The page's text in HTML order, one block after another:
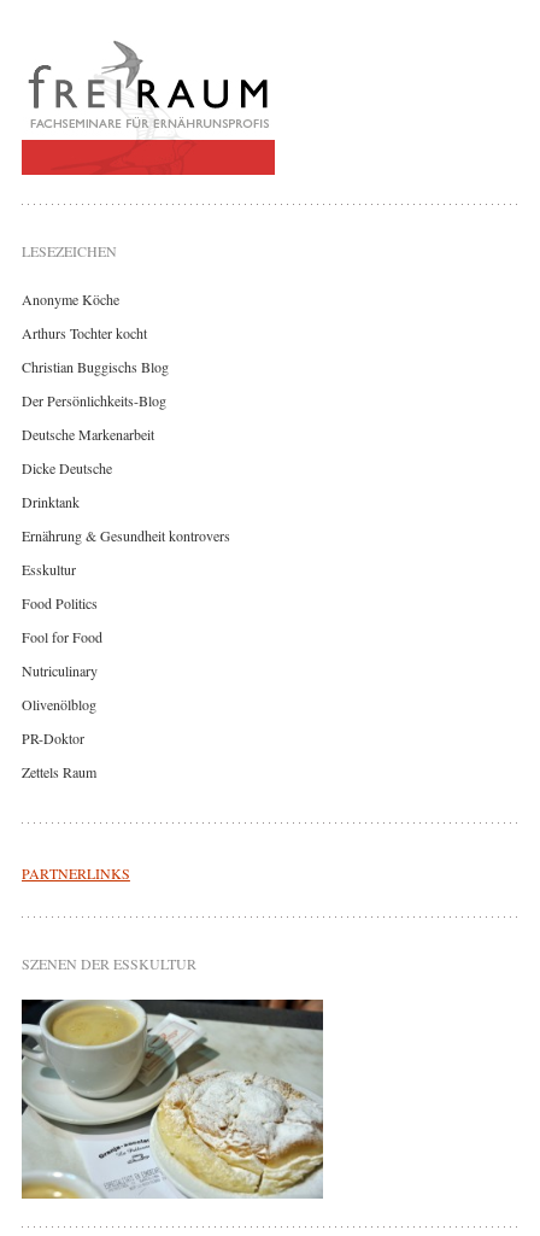
LESEZEICHEN
Anonyme Köche
Arthurs Tochter kocht
Christian Buggischs Blog
Der Persönlichkeits-Blog
Deutsche Markenarbeit
Dicke Deutsche
Drinktank
Ernährung & Gesundheit kontrovers
Esskultur
Food Politics
Fool for Food
Nutriculinary
Olivenölblog
PR-Doktor
Zettels Raum
PARTNERLINKS
SZENEN DER ESSKULTUR